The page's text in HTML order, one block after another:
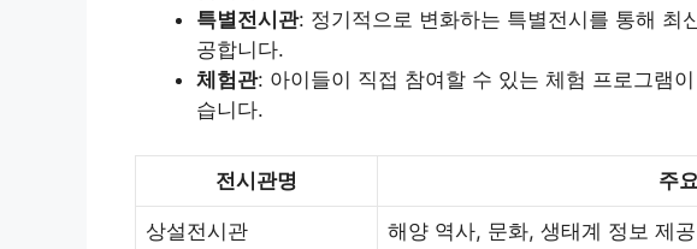
특별전시관: 정기적으로 변화하는 특별전시를 통해 최
공합니다.
체험관: 아이들이 직접 참여할 수 있는 체험 프로그램
습니다.
전시관명 주
상설전시관 해양 역사, 문화, 생태계 정보 제공